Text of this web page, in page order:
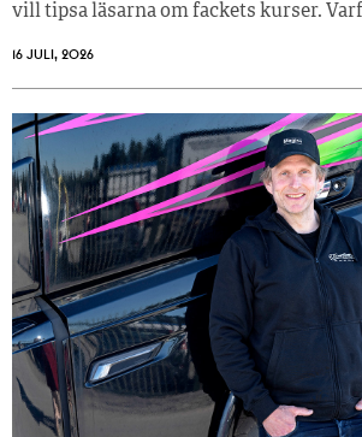
vill tipsa läsarna om fackets kurser.
16 JULI, 2026